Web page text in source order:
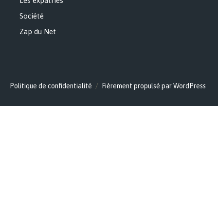
Société
Zap du Net
Politique de confidentialité Fièrement propulsé par WordPress